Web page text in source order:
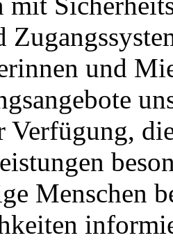
und
Verfügung,
Menschen